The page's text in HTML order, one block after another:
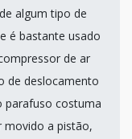
algum tipo de
é bastante usado
de ar
de deslocamento
parafuso costuma
movido a pistão,